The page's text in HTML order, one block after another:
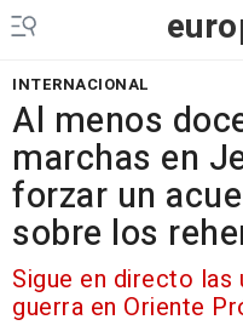
INTERNACIONAL
Al menos
marchas en
forzar un
sobre los
Sigue en directo
guerra en Oriente